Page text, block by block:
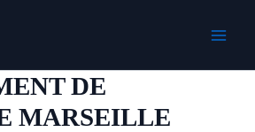
DE
MARSEILLE